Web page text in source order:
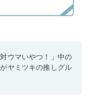
ウマいやつ！」中の
ヤミツキの推しグル